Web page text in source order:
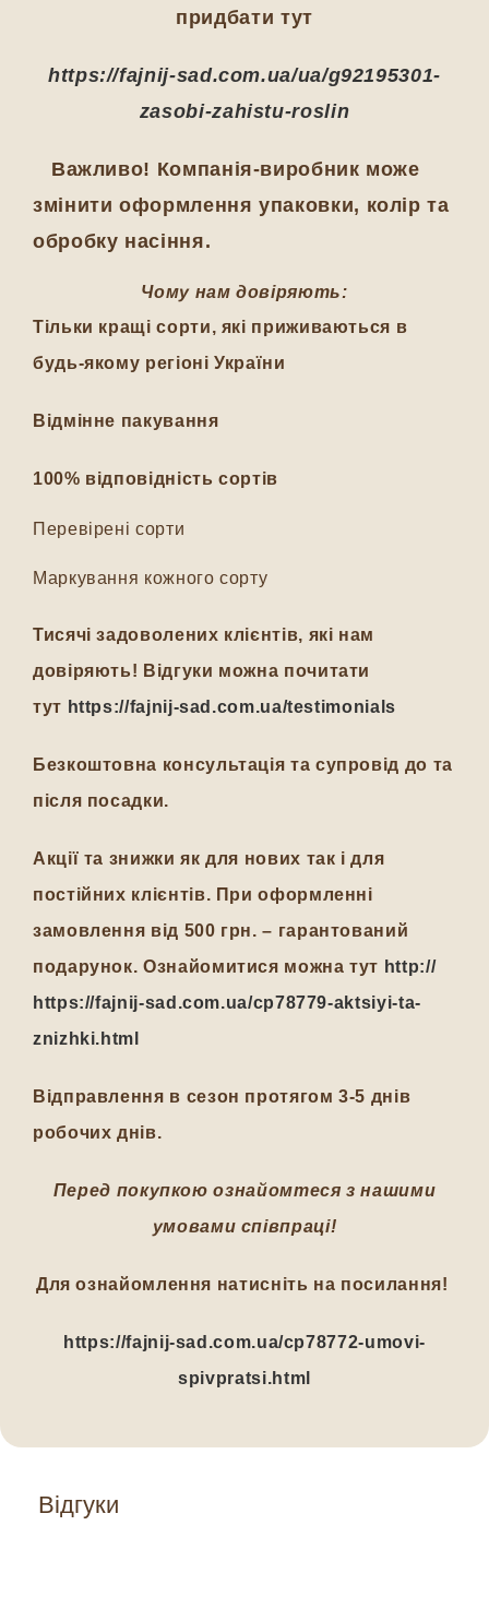
Відгуки
придбати тут
https://fajnij-sad.com.ua/ua/g92195301-
zasobi-zahistu-roslin
Важливо! Компанія-виробник може
змінити оформлення упаковки, колір та
обробку насіння.
Чому нам довіряють:
Тільки кращі сорти, які приживаються в
будь-якому регіоні України
Відмінне пакування
100% відповідність сортів
Перевірені сорти
Маркування кожного сорту
Тисячі задоволених клієнтів, які нам
довіряють! Відгуки можна почитати
тут https://fajnij-sad.com.ua/testimonials
Безкоштовна консультація та супровід до та
після посадки.
Акції та знижки як для нових так і для
постійних клієнтів. При оформленні
замовлення від 500 грн. – гарантований
подарунок. Ознайомитися можна тут http://
https://fajnij-sad.com.ua/cp78779-aktsiyi-ta-
znizhki.html
Відправлення в сезон протягом3-5 днів
робочих днів.
Перед покупкою ознайомтеся з нашими
умовами співпраці!
Для ознайомлення натисніть на посилання!
https://fajnij-sad.com.ua/cp78772-umovi-
spivpratsi.html